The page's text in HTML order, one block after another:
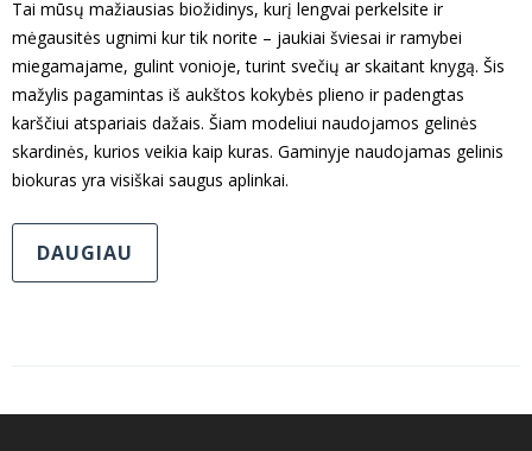
Tai mūsų mažiausias biožidinys, kurį lengvai perkelsite ir
mėgausitės ugnimi kur tik norite – jaukiai šviesai ir ramybei
miegamajame, gulint vonioje, turint svečių ar skaitant knygą. Šis
mažylis pagamintas iš aukštos kokybės plieno ir padengtas
karščiui atspariais dažais. Šiam modeliui naudojamos gelinės
skardinės, kurios veikia kaip kuras. Gaminyje naudojamas gelinis
biokuras yra visiškai saugus aplinkai.
DAUGIAU